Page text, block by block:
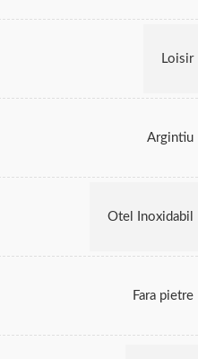
Loisir
Argintiu
Otel Inoxidabil
Fara pietre